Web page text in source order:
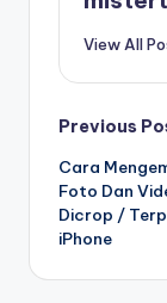
View All
Post
Previous
Cara
Foto Dan
Dicrop /
iPhone